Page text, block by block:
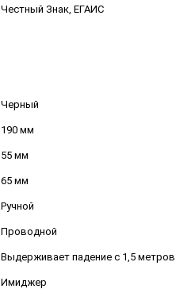
Честный Знак, ЕГАИС
Черный
190 мм
55 мм
65 мм
Ручной
Проводной
Выдерживает падение с 1,5 метров
Имиджер